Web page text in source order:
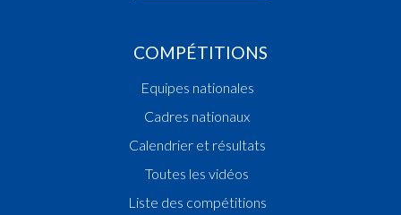
COMPÉTITIONS
Equipes nationales
Cadres nationaux
Calendrier et résultats
Toutes les vidéos
Liste des compétitions